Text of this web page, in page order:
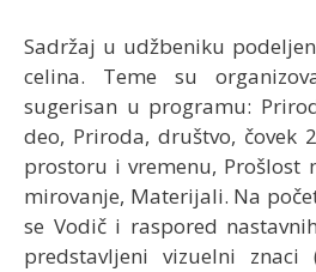
Sadržaj u udžbeniku
celina. Teme su
sugerisan u programu:
deo, Priroda, društvo, čovek
prostoru i vremenu, Prošlost
mirovanje, Materijali. Na
se Vodič i raspored
predstavljeni vizuelni